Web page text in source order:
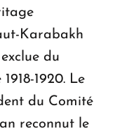
Karabakh
du
1920. Le
du Comité
reconnut le